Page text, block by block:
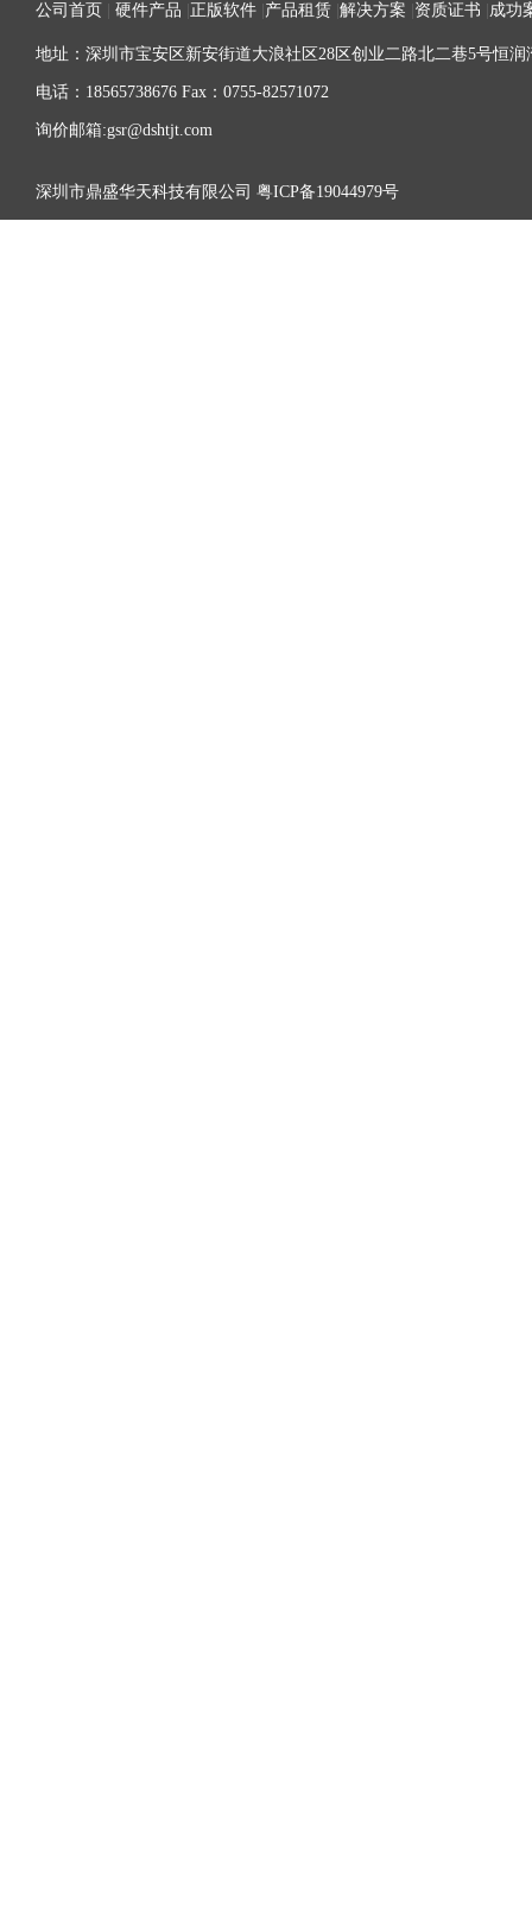
公司首页 硬件产品 正版软件 产品租赁 解决方案 资质证书 成功
地址：深圳市宝安区新安街道大浪社区28区创业二路北二巷5号恒润
电话：18565738676 Fax：0755-82571072
询价邮箱:gsr@dshtjt.com
深圳市鼎盛华天科技有限公司 粤ICP备19044979号